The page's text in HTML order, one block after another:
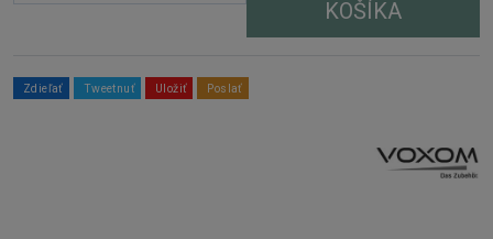
KOŠÍKA
Zdieľať Tweetnuť Uložiť Poslať